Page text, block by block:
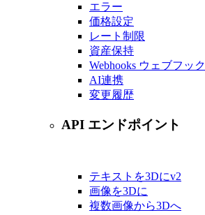
エラー
価格設定
レート制限
資産保持
Webhooks ウェブフック
AI連携
変更履歴
API エンドポイント
テキストを3Dにv2
画像を3Dに
複数画像から3Dへ